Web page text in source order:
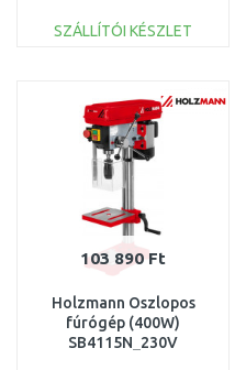
SZÁLLÍTÓI KÉSZLET
Összehasonlítás
103 890 Ft
Holzmann Oszlopos
fúrógép (400W)
SB4115N_230V